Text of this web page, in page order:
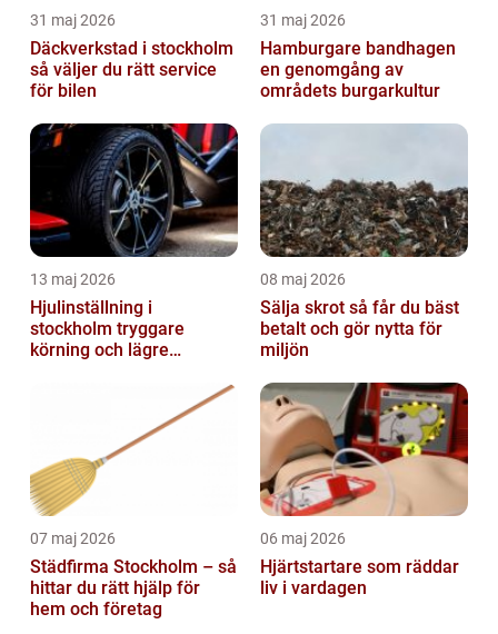
31 maj 2026
Däckverkstad i stockholm
så väljer du rätt service
för bilen
31 maj 2026
Hamburgare bandhagen
en genomgång av
områdets burgarkultur
13 maj 2026
Hjulinställning i
stockholm tryggare
körning och lägre
08 maj 2026
Sälja skrot så får du bäst
betalt och gör nytta för
miljön
07 maj 2026
Städfirma Stockholm – så
hittar du rätt hjälp för
hem och företag
06 maj 2026
Hjärtstartare som räddar
liv i vardagen